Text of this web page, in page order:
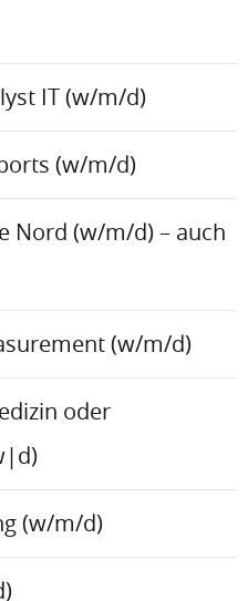
IT (w/m/d)
(w/m/d)
Nord (w/m/d) – auch
(w/m/d)
oder
(w/m/d)